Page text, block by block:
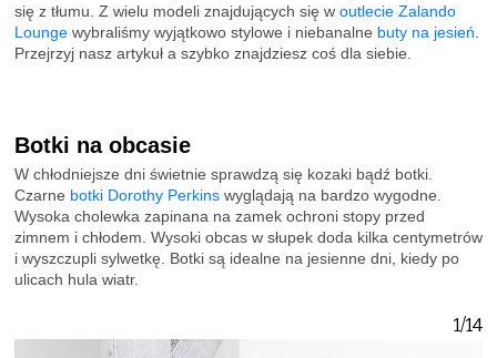
się z tłumu. Z wielu modeli znajdujących się w outlecie Zalando
Lounge wybraliśmy wyjątkowo stylowe i niebanalne buty na jesień
Przejrzyj nasz artykuł a szybko znajdziesz coś dla siebie.
Botki na obcasie
W chłodniejsze dni świetnie sprawdzą się kozaki bądź botki.
Czarne botki Dorothy Perkins wyglądają na bardzo wygodne.
Wysoka cholewka zapinana na zamek ochroni stopy przed
zimnem i chłodem. Wysoki obcas w słupek doda kilka centymetrów
i wyszczupli sylwetkę. Botki są idealne na jesienne dni, kiedy po
ulicach hula wiatr.
1/14